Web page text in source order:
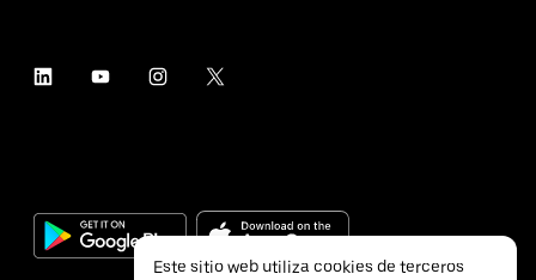
Este sitio web utiliza cookies de terceros